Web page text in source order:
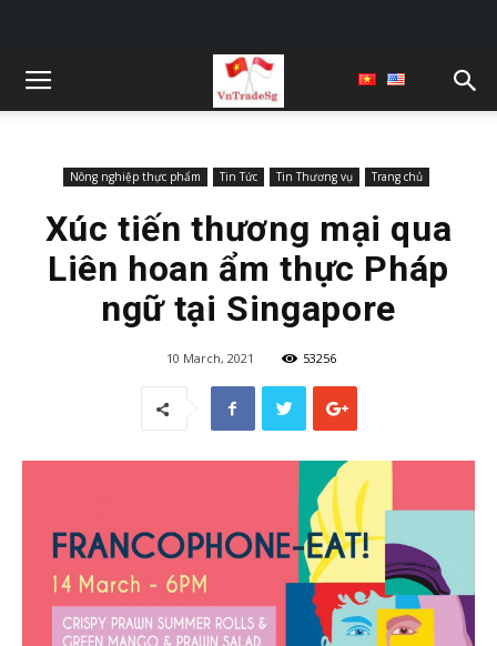
Nông nghiệp thực phẩm Tin Tức Tin Thương vụ Trang chủ
Xúc tiến thương mại qua
Liên hoan ẩm thực Pháp
ngữ tại Singapore
10 March, 2021 53256